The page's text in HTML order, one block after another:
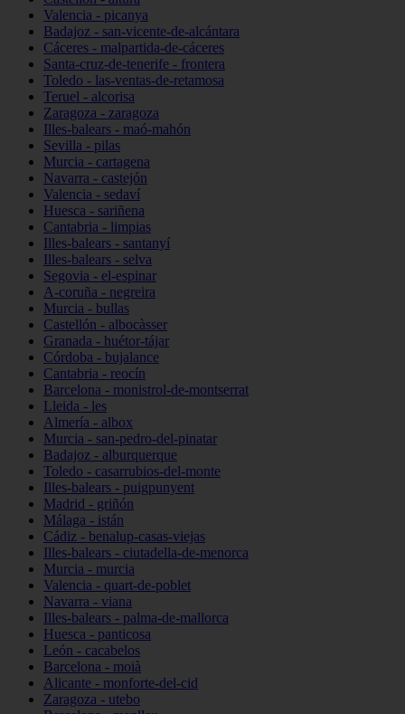
Valencia - picanya
Badajoz - san-vicente-de-alcántara
Cáceres - malpartida-de-cáceres
Santa-cruz-de-tenerife - frontera
Toledo - las-ventas-de-retamosa
Teruel - alcorisa
Zaragoza - zaragoza
Illes-balears - maó-mahón
Sevilla - pilas
Murcia - cartagena
Navarra - castejón
Valencia - sedaví
Huesca - sariñena
Cantabria - limpias
Illes-balears - santanyí
Illes-balears - selva
Segovia - el-espinar
A-coruña - negreira
Murcia - bullas
Castellón - albocàsser
Granada - huétor-tájar
Córdoba - bujalance
Cantabria - reocín
Barcelona - monistrol-de-montserrat
Lleida - les
Almería - albox
Murcia - san-pedro-del-pinatar
Badajoz - alburquerque
Toledo - casarrubios-del-monte
Illes-balears - puigpunyent
Madrid - griñón
Málaga - istán
Cádiz - benalup-casas-viejas
Illes-balears - ciutadella-de-menorca
Murcia - murcia
Valencia - quart-de-poblet
Navarra - viana
Illes-balears - palma-de-mallorca
Huesca - panticosa
León - cacabelos
Barcelona - moià
Alicante - monforte-del-cid
Zaragoza - utebo